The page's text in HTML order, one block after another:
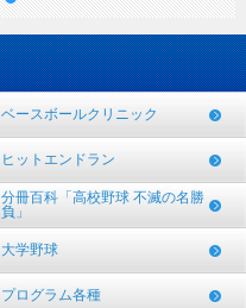
ベースボールクリニック
ヒットエンドラン
分冊百科「高校野球 不滅の名勝
負」
大学野球
プログラム各種